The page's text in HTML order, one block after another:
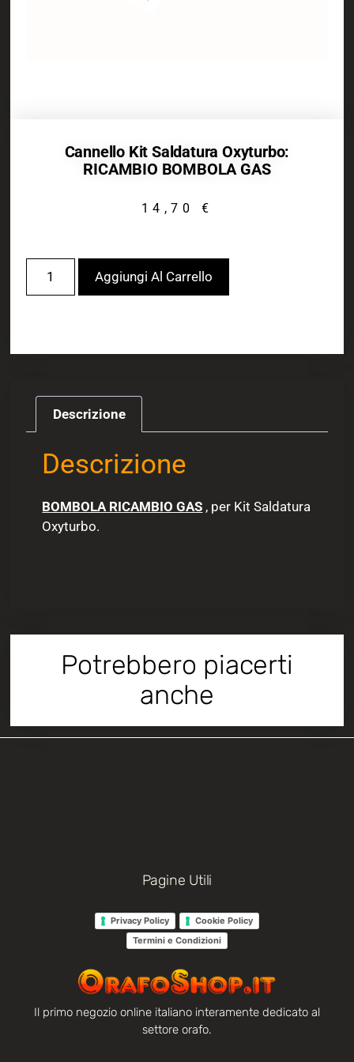
Cannello Kit Saldatura Oxyturbo:
RICAMBIO BOMBOLA GAS
14,70 €
Aggiungi Al Carrello
Descrizione
Descrizione
BOMBOLA RICAMBIO GAS , per Kit Saldatura
Oxyturbo.
Potrebbero piacerti
anche
Pagine Utili
Privacy Policy
Cookie Policy
Termini e Condizioni
Il primo negozio online italiano interamente dedicato al
settore orafo.